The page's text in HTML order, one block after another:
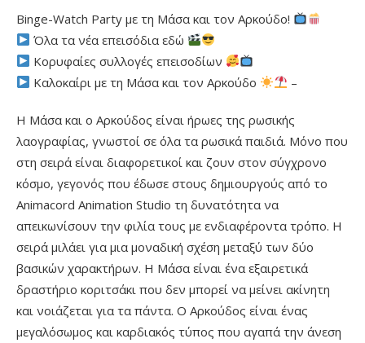
Binge-Watch Party με τη Μάσα και τον Αρκούδο!
Όλα τα νέα επεισόδια εδώ
Κορυφαίες συλλογές επεισοδίων
Καλοκαίρι με τη Μάσα και τον Αρκούδο
–
Η Μάσα και ο Αρκούδος είναι ήρωες της ρωσικής
λαογραφίας, γνωστοί σε όλα τα ρωσικά παιδιά. Μόνο που
στη σειρά είναι διαφορετικοί και ζουν στον σύγχρονο
κόσμο, γεγονός που έδωσε στους δημιουργούς από το
Animacord Animation Studio τη δυνατότητα να
απεικωνίσουν την φιλία τους με ενδιαφέροντα τρόπο. Η
σειρά μιλάει για μια μοναδική σχέση μεταξύ των δύο
βασικών χαρακτήρων. Η Μάσα είναι ένα εξαιρετικά
δραστήριο κοριτσάκι που δεν μπορεί να μείνει ακίνητη
και νοιάζεται για τα πάντα. Ο Αρκούδος είναι ένας
μεγαλόσωμος και καρδιακός τύπος που αγαπά την άνεση